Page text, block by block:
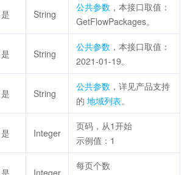
是 String
公共参数 ，本接口取值：
GetFlowPackages。
是 String
公共参数 ，本接口取值：
2021-01-19。
是 String
公共参数 ，详见产品支持
的 地域列表。
是 Integer
页码，从1开始
示例值：1
是 Integer
每页个数